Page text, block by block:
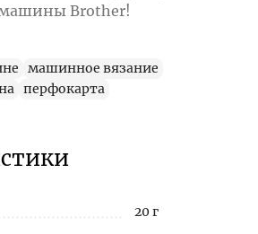
машины Brother!
машинное вязание
перфокарта
20 г